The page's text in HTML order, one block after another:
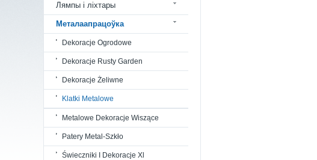
Лямпы і ліхтары
Металаапрацоўка
Dekoracje Ogrodowe
Dekoracje Rusty Garden
Dekoracje Żeliwne
Klatki Metalowe
Metalowe Dekoracje Wiszące
Patery Metal-Szkło
Świeczniki I Dekoracje Xl